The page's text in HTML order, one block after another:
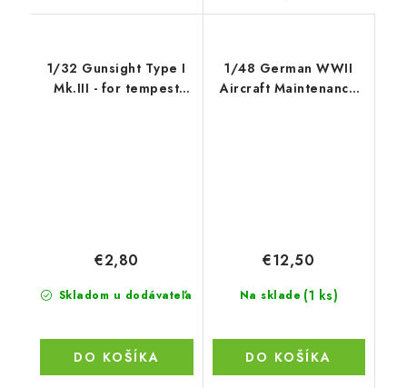
1/32 Gunsight Type I
Mk.III - for tempest
Skladom u dodávateľa
€2,80
DO KOŠÍKA
1/48 German WWII
Aircraft Maintenance
Na sklade (1 ks)
€12,50
DO KOŠÍKA